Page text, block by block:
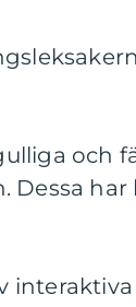
och
Dessa